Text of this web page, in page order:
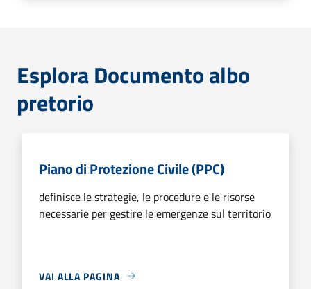
Esplora Documento albo
pretorio
Piano di Protezione Civile (PPC)
definisce le strategie, le procedure e le risorse
necessarie per gestire le emergenze sul territorio
VAI ALLA PAGINA